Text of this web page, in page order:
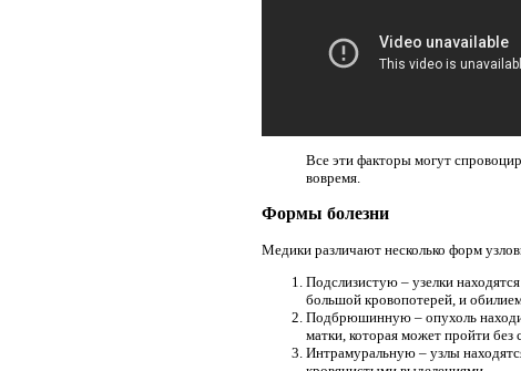
Все эти факторы могут
вовремя.
Формы болезни
Медики различают несколько форм
Подслизистую – узелки
большой кровопотерей, и
Подбрюшинную – опухоль
матки, которая может пройти без
Интрамуральную – узлы